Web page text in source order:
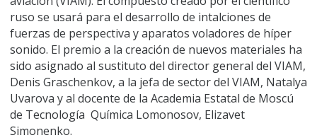
ruso se usará para el desarrollo de intalciones de
fuerzas de perspectiva y aparatos voladores de híper
sonido. El premio a la creación de nuevos materiales ha
sido asignado al sustituto del director general del VIAM,
Denis Graschenkov, a la jefa de sector del VIAM, Natalya
Uvarova y al docente de la Academia Estatal de Moscú
de Tecnología Química Lomonosov, Elizavet
Simonenko.